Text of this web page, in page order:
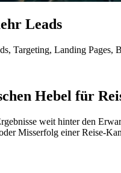
Leads
Targeting, Landing Pages,
Hebel für
weit hinter den
Misserfolg einer Reise-